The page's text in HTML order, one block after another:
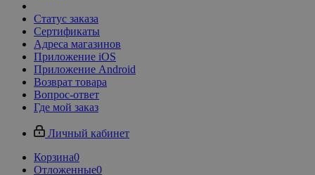
Статус заказа
Сертификаты
Адреса магазинов
Приложение iOS
Приложение Android
Возврат товара
Вопрос-ответ
Где мой заказ
Личный кабинет
Корзина0
Отложенные0